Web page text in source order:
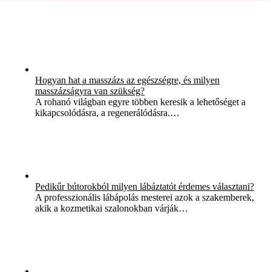
Hogyan hat a masszázs az egészségre, és milyen
masszázságyra van szükség?
A rohanó világban egyre többen keresik a lehetőséget a
kikapcsolódásra, a regenerálódásra.…
Pedikűr bútorokból milyen lábáztatót érdemes választani?
A professzionális lábápolás mesterei azok a szakemberek,
akik a kozmetikai szalonokban várják…